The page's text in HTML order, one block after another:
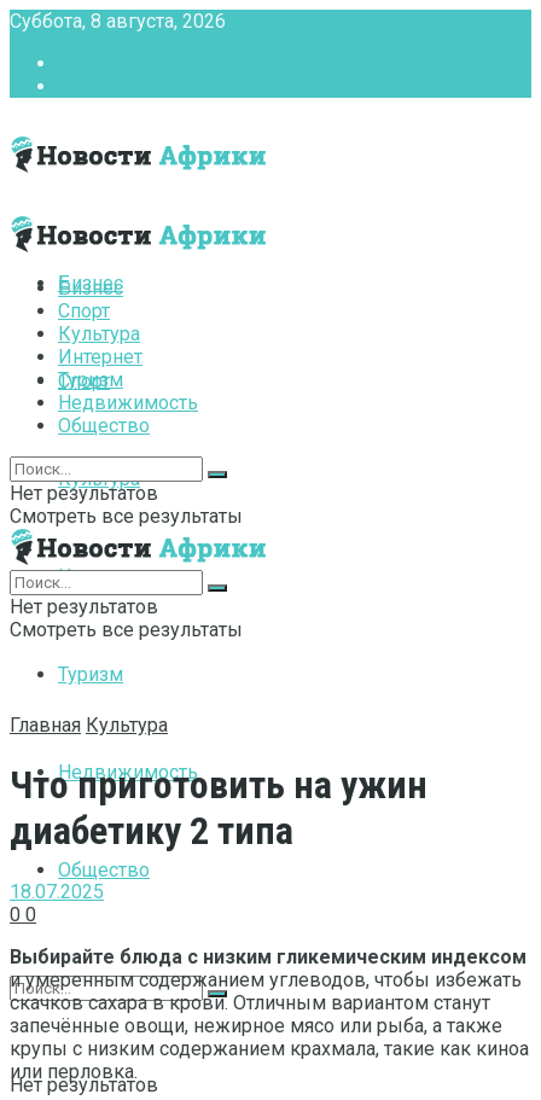
Суббота, 8 августа, 2026
Бизнес
Спорт
Культура
Интернет
Туризм
Недвижимость
Общество
Нет результатов
Бизнес
Спорт
Культура
Интернет
Туризм
Недвижимость
Общество
Нет результатов
Смотреть все результаты
Нет результатов
Смотреть все результаты
Главная Культура
Что приготовить на ужин
диабетику 2 типа
18.07.2025
0 0
Выбирайте блюда с низким гликемическим индексом
и умеренным содержанием углеводов, чтобы избежать
скачков сахара в крови. Отличным вариантом станут
запечённые овощи, нежирное мясо или рыба, а также
крупы с низким содержанием крахмала, такие как киноа
или перловка.